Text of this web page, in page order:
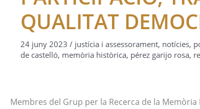
QUALITAT
24 juny 2023 / justícia i assessorament, notícies,
de castelló, memòria històrica, pérez garijo rosa,
Membres del Grup per la Recerca de la